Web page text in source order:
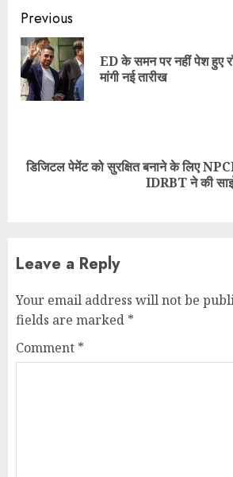
Continue
Reading
Previous
ED के समन पर नहीं पेश हुए
मांगी नई तारीख
Next
डिजिटल पेमेंट को सुरक्षित बनाने के लिए
IDRBT ने की
Leave a Reply
Your email address will not be
fields are marked *
Comment *